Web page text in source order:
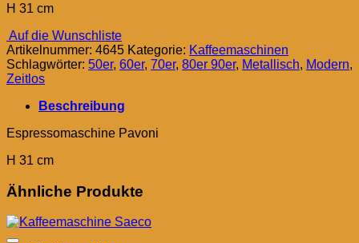
H 31 cm
Auf die Wunschliste
Artikelnummer: 4645 Kategorie: Kaffeemaschinen
Schlagwörter: 50er, 60er, 70er, 80er 90er, Metallisch, Modern,
Zeitlos
Beschreibung
Espressomaschine Pavoni
H 31 cm
Ähnliche Produkte